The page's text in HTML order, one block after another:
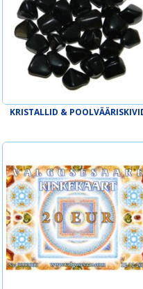
KRISTALLID &